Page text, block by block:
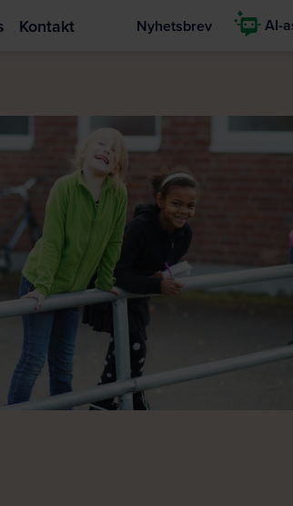
Kontakt Nyhetsbrev AI-